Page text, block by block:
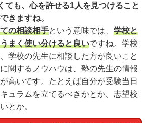
ても、心を許せる1人を見つけること
きますね。
の相談相手という意味では、 学校と
まく使い分けると良いですね。学校
学校の先生に相談した方が良いこと
関するノウハウは、塾の先生の情報
高いです。たとえば自分が受験当日
ュラムを立てるべきかとか、志望校
とか。